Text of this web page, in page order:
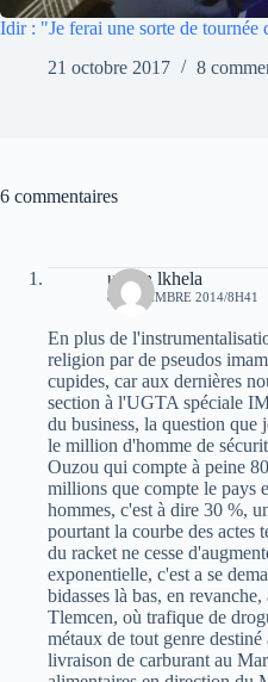
Idir : "Je ferai une sorte de tournée
21 octobre 2017
8
6 commentaires
uchen lkhela
8 NOVEMBRE 2014/8H41
En plus de
religion par de pseudos
cupides, car aux dernières
section à l'UGTA spéciale
du business, la question que
le million d'homme de
Ouzou qui compte à peine
millions que compte le pays
hommes, c'est à dire 30 %,
pourtant la courbe des actes
du racket ne cesse
exponentielle, c'est a se
bidasses là bas, en
Tlemcen, où trafique de
métaux de tout genre
livraison de carburant au